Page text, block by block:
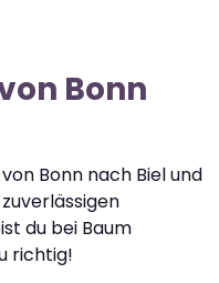
Bonn
Bonn nach Biel und
du bei Baum
richtig!